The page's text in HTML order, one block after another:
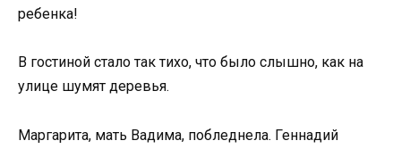
ребенка!
В гостиной стало так тихо, что было слышно, как на
улице шумят деревья.
Маргарита, мать Вадима, побледнела. Геннадий